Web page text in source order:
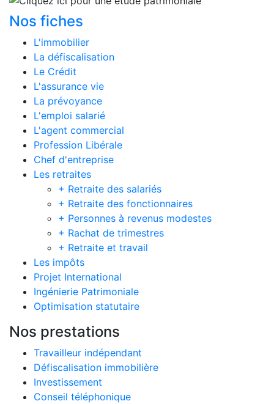
Nos fiches
L'immobilier
La défiscalisation
Le Crédit
L'assurance vie
La prévoyance
L'emploi salarié
L'agent commercial
Profession Libérale
Chef d'entreprise
Les retraites
+ Retraite des salariés
+ Retraite des fonctionnaires
+ Personnes à revenus modestes
+ Rachat de trimestres
+ Retraite et travail
Les impôts
Projet International
Ingénierie Patrimoniale
Optimisation statutaire
Nos prestations
Travailleur indépendant
Défiscalisation immobilière
Investissement
Conseil téléphonique